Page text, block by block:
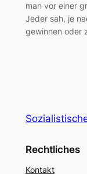
man vor einer
Jeder sah, je
gewinnen oder
Rechtliches
Kontakt